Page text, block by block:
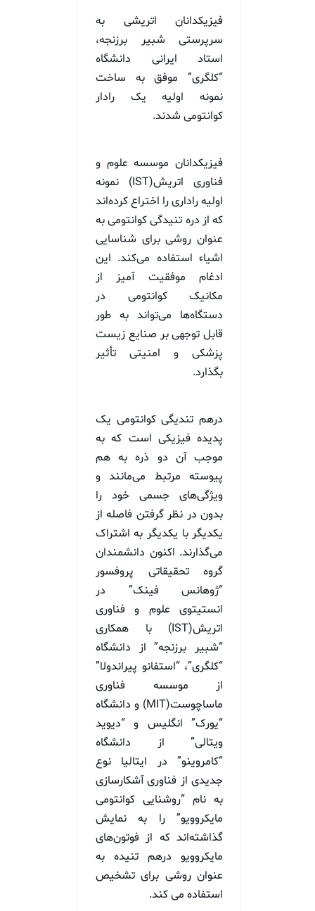
فیزیکدانان اتریشی به
سرپرستی شبیر برزنجه،
استاد ایرانی دانشگاه
“کلگری” موفق به ساخت
نمونه اولیه یک رادار
کوانتومی شدند.
فیزیکدانان موسسه علوم و
فناوری اتریش(IST) نمونه
اولیه راداری را اختراع کرده‌اند
که از دره تنیدگی کوانتومی به
عنوان روشی برای شناسایی
اشیاء استفاده می‌کند. این
ادغام موفقیت آمیز از
مکانیک کوانتومی در
دستگاه‌ها می‌تواند به طور
قابل توجهی بر صنایع زیست
پزشکی و امنیتی تأثیر
بگذارد.
درهم تندیگی کوانتومی یک
پدیده فیزیکی است که به
موجب آن دو ذره به هم
پیوسته مرتبط می‌مانند و
ویژگی‌های جسمی خود را
بدون در نظر گرفتن فاصله از
یکدیگر با یکدیگر به اشتراک
می‌گذارند. اکنون دانشمندان
گروه تحقیقاتی پروفسور
“ژوهانس فینک” در
انستیتوی علوم و فناوری
اتریش(IST) با همکاری
“شبیر برزنجه” از دانشگاه
“کلگری”، “استفانو پیراندولا”
از موسسه فناوری
ماساچوست(MIT) و دانشگاه
“یورک” انگلیس و “دیوید
ویتالی” از دانشگاه
“کامروینو” در ایتالیا نوع
جدیدی از فناوری آشکارسازی
به نام “روشنایی کوانتومی
مایکروویو” را به نمایش
گذاشته‌اند که از فوتون‌های
مایکروویو درهم تنیده به
عنوان روشی برای تشخیص
استفاده می کند.